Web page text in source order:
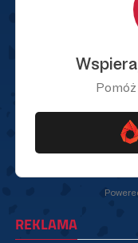
REKLAMA